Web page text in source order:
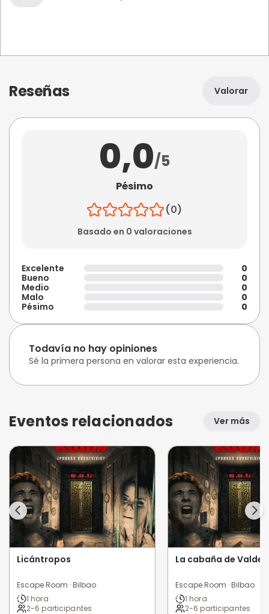
Reseñas Valorar
0,0/5
Pésimo
(0)
Basado en 0 valoraciones
Excelente
0
Bueno
0
Medio
0
Malo
0
Pésimo
0
Todavía no hay opiniones
Sé la primera persona en valorar esta experiencia.
Eventos relacionados Ver más
Licántropos
Escape Room · Bilbao
1 hora
2-6 participantes
La cabaña de
Escape Room · Bilbao
1 hora
2-6 participantes